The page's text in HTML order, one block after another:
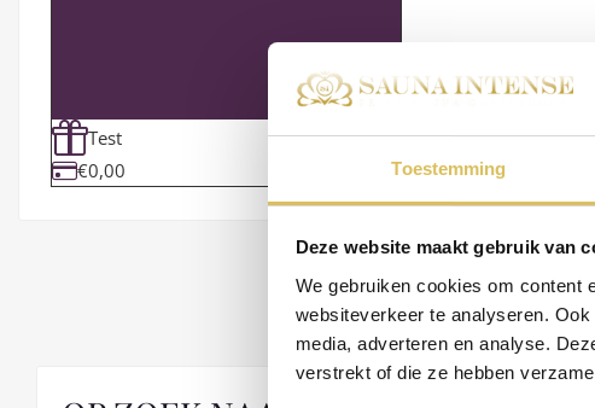
Toestemming
Deze website maakt gebruik van
We gebruiken cookies om content
websiteverkeer te analyseren.
media, adverteren en analyse.
verstrekt of die ze hebben
Test
€0,00